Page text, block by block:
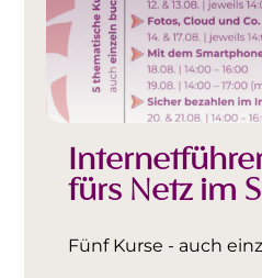
fürs Netz im
Fünf Kurse - auch